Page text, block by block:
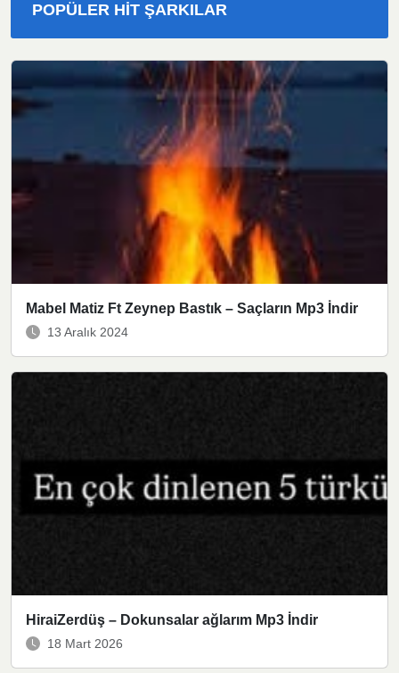
POPÜLER HIT ŞARKILAR
Mabel Matiz Ft Zeynep Bastık – Saçların Mp3 İndir
13 Aralık 2024
HiraiZerdüş – Dokunsalar ağlarım Mp3 İndir
18 Mart 2026